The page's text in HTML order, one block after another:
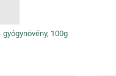
100g